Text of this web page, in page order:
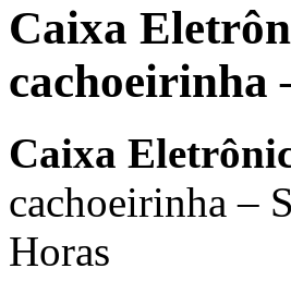
Caixa
cachoeirinha
Caixa
cachoeirinha –
Horas